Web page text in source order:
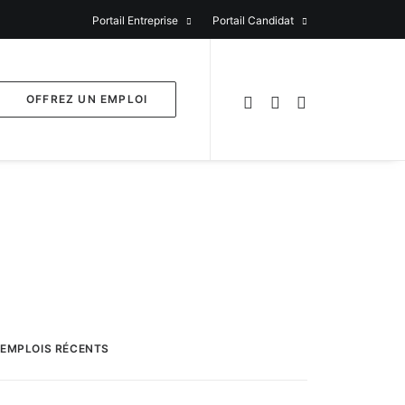
Portail Entreprise Portail Candidat
OFFREZ UN EMPLOI
EMPLOIS RÉCENTS